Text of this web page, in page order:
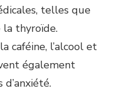
telles que
la thyroïde.
caféine, l’alcool et
également